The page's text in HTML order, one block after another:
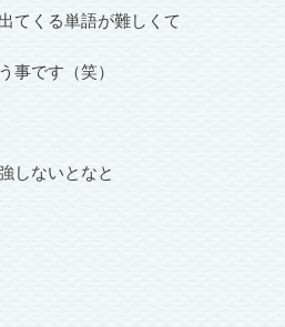
てくる単語が難しくて
事です（笑）
しないとなと